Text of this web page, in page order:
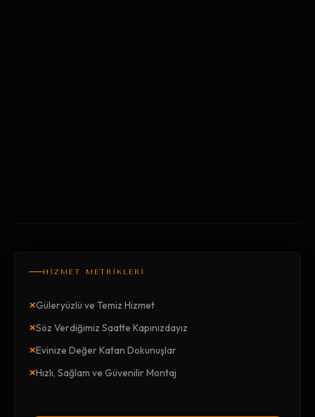
HİZMET METRİKLERİ
×Güleryüzlü ve Temiz Hizmet
×Söz Verdiğimiz Saatte Kapınızdayız
×Evinize Değer Katan Dokunuşlar
×Hızlı, Sağlam ve Güvenilir Montaj